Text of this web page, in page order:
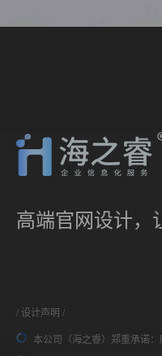
高端官网设计，
设计声明
本公司（海之睿）郑重承诺